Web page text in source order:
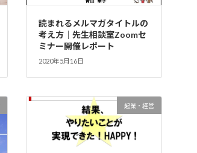
読まれるメルマガタイトルの
考え方｜先生相談室Zoomセ
ミナー開催レポート
2020年5月16日
起業・経営